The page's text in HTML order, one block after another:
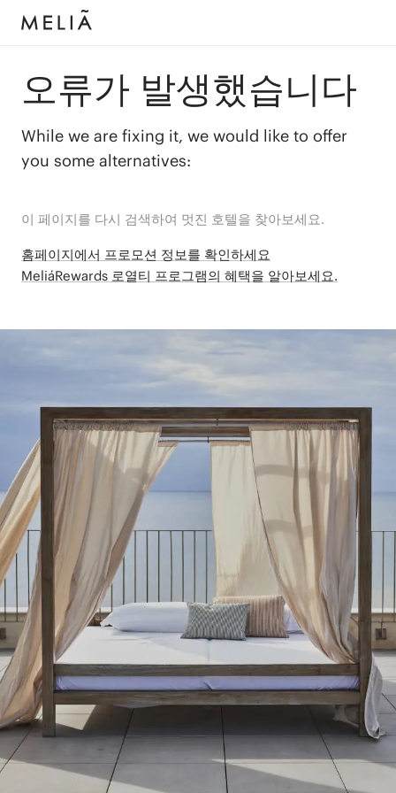
오류가 발생했습니다
While we are fixing it, we would like to offer
you some alternatives:
이 페이지를 다시 검색하여 멋진 호텔을 찾아보세요.
홈페이지에서 프로모션 정보를 확인하세요
MeliáRewards 로열티 프로그램의 혜택을 알아보세요.